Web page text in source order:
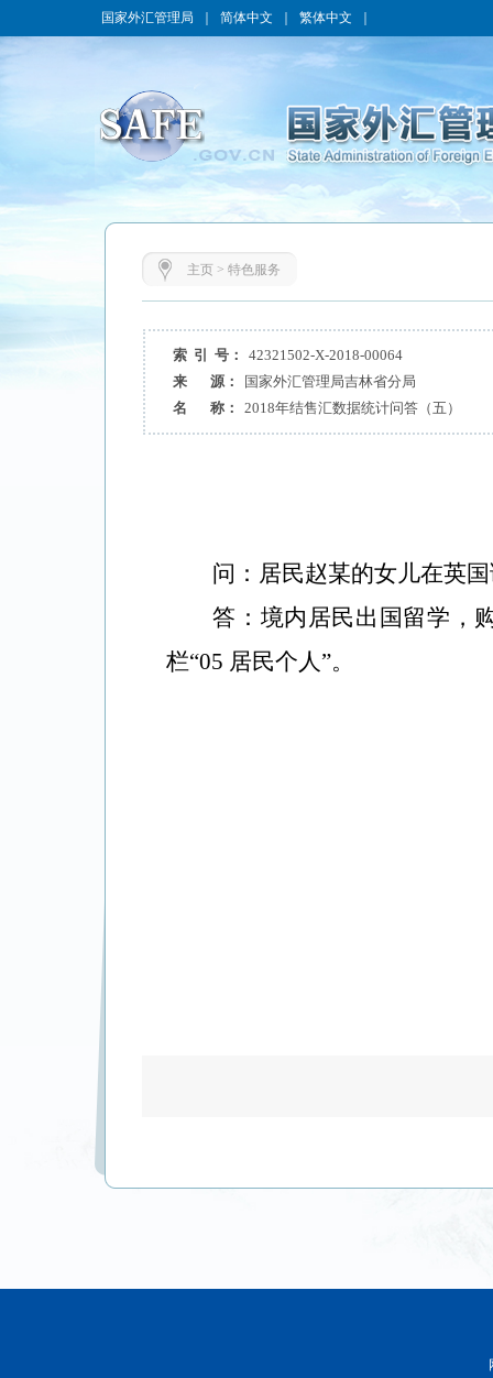
国家外汇管理局 简体中文 繁体中文
主页> 特色服务
索 引 号：
42321502-X-2018-00064
来 源：
国家外汇管理局吉林省分局
名 称：
2018年结售汇数据统计问答（五）
问：居民赵某的女儿在英
答：境内居民出国留学，
栏“05 居民个人”。